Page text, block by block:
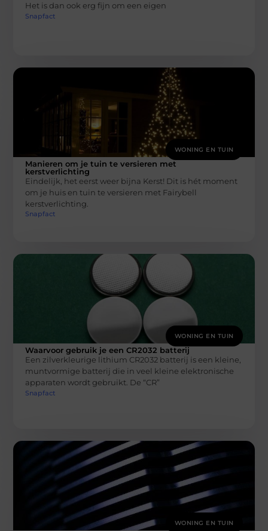
Het is dan ook erg fijn om een eigen
Snapfact
WONING EN TUIN
Manieren om je tuin te versieren met
kerstverlichting
Eindelijk, het eerst weer bijna Kerst! Dit is hét moment
om je huis en tuin te versieren met Fairybell
kerstverlichting.
Snapfact
WONING EN TUIN
Waarvoor gebruik je een CR2032 batterij
Een zilverkleurige lithium CR2032 batterij is een kleine,
muntvormige batterij die in veel kleine elektronische
apparaten wordt gebruikt. De “CR”
Snapfact
WONING EN TUIN